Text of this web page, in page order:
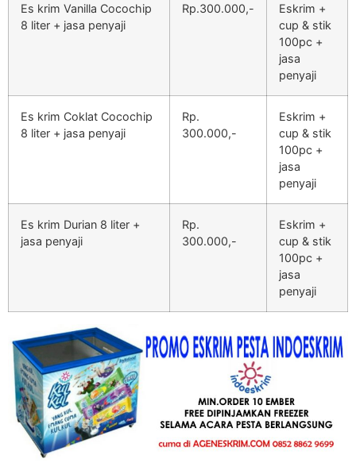
Es krim Vanilla Cocochip
8 liter + jasa penyaji
Rp.300.000,-
Eskrim +
cup & stik
100pc +
jasa
penyaji
Es krim Coklat Cocochip
8 liter + jasa penyaji
Rp.
300.000,-
Eskrim +
cup & stik
100pc +
jasa
penyaji
Es krim Durian 8 liter +
jasa penyaji
Rp.
300.000,-
Eskrim +
cup & stik
100pc +
jasa
penyaji